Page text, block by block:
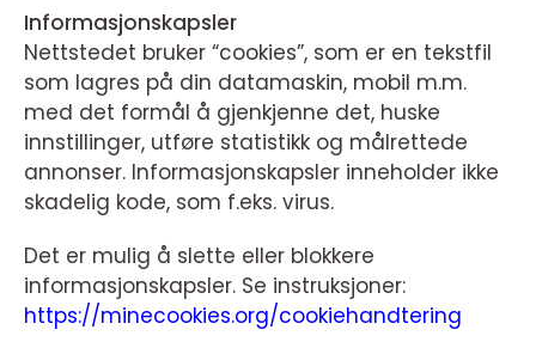
Informasjonskapsler
Nettstedet bruker “cookies”, som er en tekstfil
som lagres på din datamaskin, mobil m.m.
med det formål å gjenkjenne det, huske
innstillinger, utføre statistikk og målrettede
annonser. Informasjonskapsler inneholder ikke
skadelig kode, som f.eks. virus.
Det er mulig å slette eller blokkere
informasjonskapsler. Se instruksjoner:
https://minecookies.org/cookiehandtering